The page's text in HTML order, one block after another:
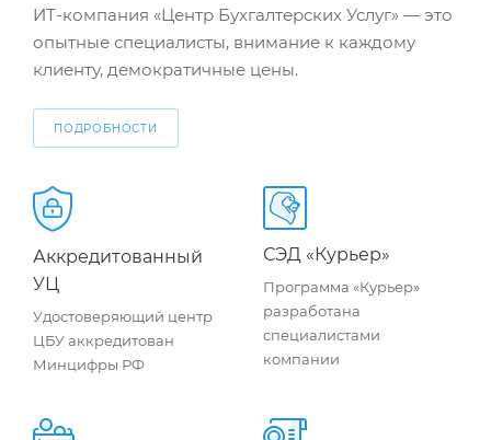
ИТ-компания «Центр Бухгалтерских Услуг» — это
опытные специалисты, внимание к каждому
клиенту, демократичные цены.
ПОДРОБНОСТИ
Аккредитованный
УЦ
Удостоверяющий центр
ЦБУ аккредитован
Минцифры РФ
СЭД «Курьер»
Программа «Курьер»
разработана
специалистами
компании